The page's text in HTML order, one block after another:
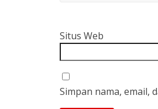
Situs Web
Simpan nama, email,